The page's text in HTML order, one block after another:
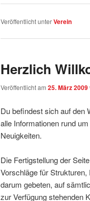
Veröffentlicht unterVerein
Herzlich
Veröffentlicht am 25. März 2009
Du befindest sich auf den
alle Informationen rund
Neuigkeiten.
Die Fertigstellung der
Vorschläge für
darum gebeten, auf
zur Verfügung stehenden